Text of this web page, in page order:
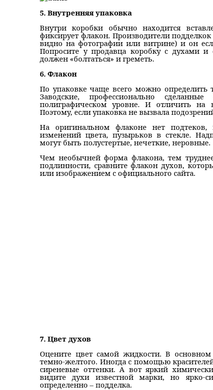
5. Внутренняя упаковка
Внутри коробки обычно находится
фиксирует флакон. Производители
видно на фотографии или витрине) и он
Попросите у продавца коробку с духами и
должен «болтаться» и греметь.
6. Флакон
По упаковке чаще всего можно определить
Заводские, профессионально
полиграфическом уровне. И отличить на
Поэтому, если упаковка не вызвала
На оригинальном флаконе нет подтеков,
изменений цвета, пузырьков в стекле.
могут быть полустертые, нечеткие, неровные.
Чем необычней форма флакона, тем
подлинности, сравните флакон духов,
или изображением с официального сайта.
7. Цвет духов
Оцените цвет самой жидкости. В основном
темно-желтого. Иногда с помощью
сиреневые оттенки. А вот яркий
видите духи известной марки, но ярко-
определенно – подделка.